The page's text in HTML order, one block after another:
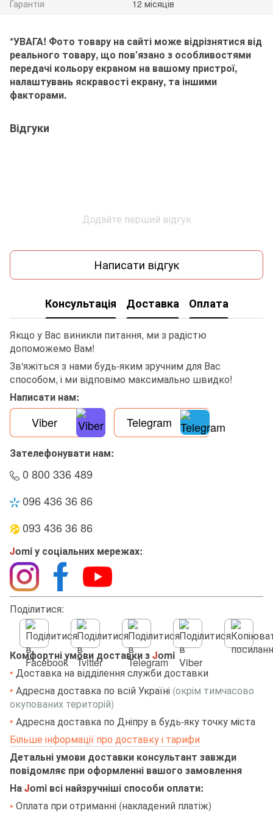
Гарантія 12 місяців
*УВАГА! Фото товару на сайті може відрізнятися від
реального товару, що пов'язано з особливостями
передачі кольору екраном на вашому пристрої,
налаштувань яскравості екрану, та іншими
факторами.
Відгуки
Додайте перший відгук
Написати відгук
Консультація Доставка Оплата
Якщо у Вас виникли питання, ми з радістю
допоможемо Вам!
Зв'яжіться з нами будь-яким зручним для Вас
способом, і ми відповімо максимально швидко!
Написати нам:
Viber Telegram
Зателефонувати нам:
0 800 336 489
096 436 36 86
093 436 36 86
Jomi у соціальних мережах:
Поділитися:
Комфортні умови доставки зJomi
• Доставка на відділення служби доставки
• Адресна доставка по всій Україні (окрім тимчасово
окупованих територій)
• Адресна доставка по Дніпру в будь-яку точку міста
Більше інформації про доставку і тарифи
Детальні умови доставки консультант завжди
повідомляє при оформленні вашого замовлення
НаJomi всі найзручніші способи оплати:
• Оплата при отриманні (накладений платіж)